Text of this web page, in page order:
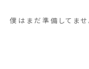
僕はまだ準備してませ